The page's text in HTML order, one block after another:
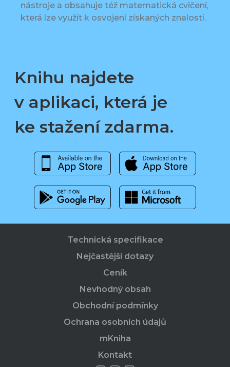
nástroje a obsahuje též matematická cvičení,
která lze využít k osvojení získaných znalostí.
Knihu najdete
v aplikaci, která je
ke stažení zdarma.
Technická specifikace
Nejčastější dotazy
Ceník
Nevhodný obsah
Obchodní podmínky
Ochrana osobních údajů
mKniha
Kontakt